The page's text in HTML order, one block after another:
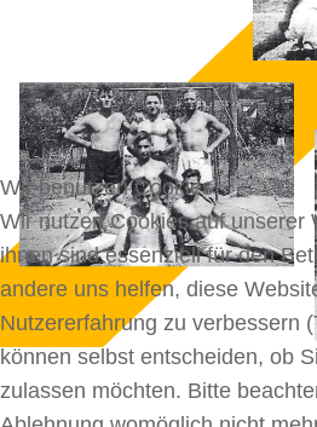
Wir benutzen Cookies
Wir nutzen Cookies auf unserer
ihnen sind essenziell für den
andere uns helfen, diese
Nutzererfahrung zu verbessern
können selbst entscheiden, ob
zulassen möchten. Bitte